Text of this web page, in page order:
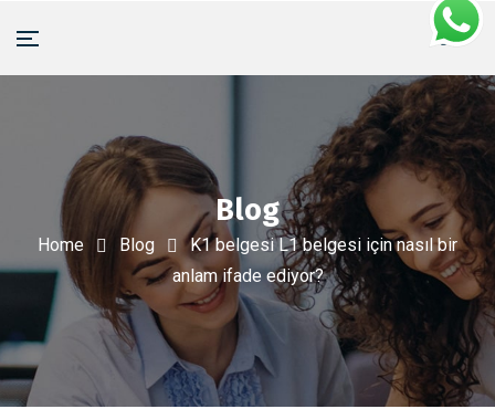
Blog
Home Blog
K1 belgesi L1 belgesi için nasıl bir
anlam ifade ediyor?